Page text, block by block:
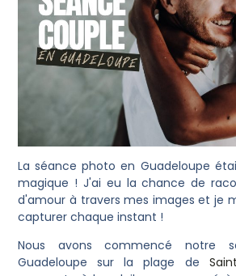
La séance photo en Guadeloupe
magique ! J'ai eu la chance de
d'amour à travers mes images et je
capturer chaque instant !
Nous avons commencé notre
Guadeloupe sur la plage de